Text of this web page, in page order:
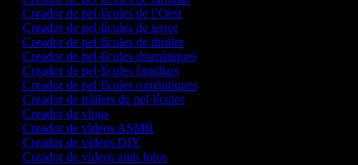
Creador de pel·lícules de l’Oest
Creador de pel·lícules de terror
Creador de pel·lícules de thriller
Creador de pel·lícules dramàtiques
Creador de pel·lícules familiars
Creador de pel·lícules romàntiques
Creador de tràilers de pel·lícules
Creador de vlogs
Creador de vídeos ASMR
Creador de vídeos DIY
Creador de vídeos amb fotos